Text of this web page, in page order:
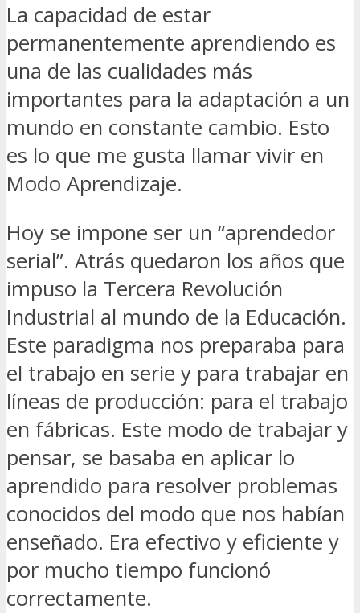
La capacidad de estar
permanentemente aprendiendo es
una de las cualidades más
importantes para la adaptación a un
mundo en constante cambio. Esto
es lo que me gusta llamar vivir en
Modo Aprendizaje.
Hoy se impone ser un “aprendedor
serial”. Atrás quedaron los años que
impuso la Tercera Revolución
Industrial al mundo de la Educación.
Este paradigma nos preparaba para
el trabajo en serie y para trabajar en
líneas de producción: para el trabajo
en fábricas. Este modo de trabajar y
pensar, se basaba en aplicar lo
aprendido para resolver problemas
conocidos del modo que nos habían
enseñado. Era efectivo y eficiente y
por mucho tiempo funcionó
correctamente.